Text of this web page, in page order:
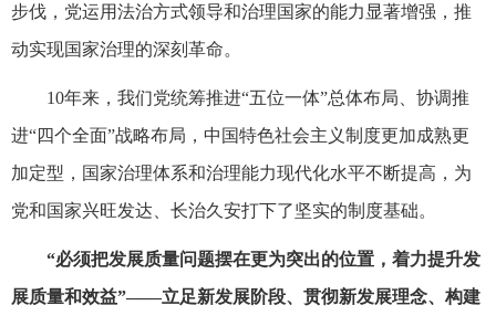
步伐，党运用法治方式领导和治理国家的能力显著增强，推
动实现国家治理的深刻革命。
10年来，我们党统筹推进“五位一体”总体布局、协调推
进“四个全面”战略布局，中国特色社会主义制度更加成熟更
加定型，国家治理体系和治理能力现代化水平不断提高，为
党和国家兴旺发达、长治久安打下了坚实的制度基础。
“必须把发展质量问题摆在更为突出的位置，着力提升发
展质量和效益”——立足新发展阶段、贯彻新发展理念、构建